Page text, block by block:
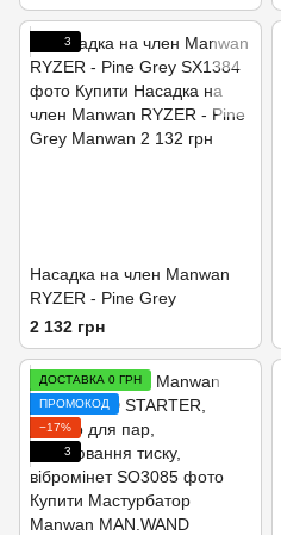
3
Насадка на член Manwan
RYZER - Pine Grey
2 132 грн
ДОСТАВКА 0 ГРН
ПРОМОКОД
−17%
3